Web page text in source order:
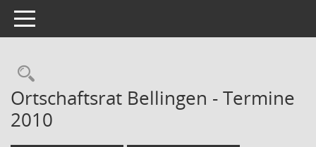
Toggle navigation
Rechercheauswahl
Ortschaftsrat Bellingen - Termine
2010